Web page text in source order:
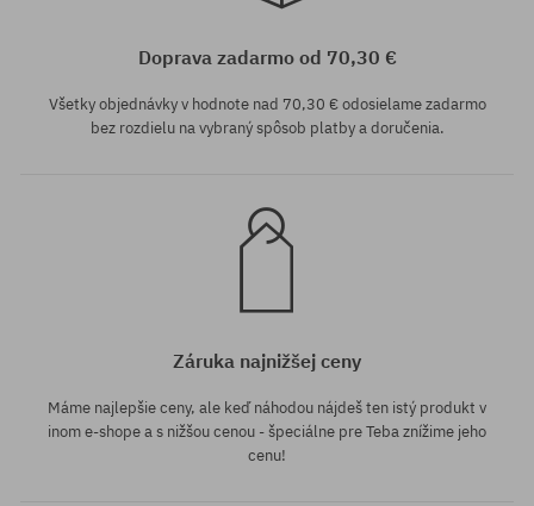
Dostupné veľkosti:
Doprava zadarmo od 70,30 €
Všetky objednávky v hodnote nad 70,30 € odosielame zadarmo
bez rozdielu na vybraný spôsob platby a doručenia.
Záruka najnižšej ceny
Máme najlepšie ceny, ale keď náhodou nájdeš ten istý produkt v
inom e-shope a s nižšou cenou - špeciálne pre Teba znížime jeho
cenu!